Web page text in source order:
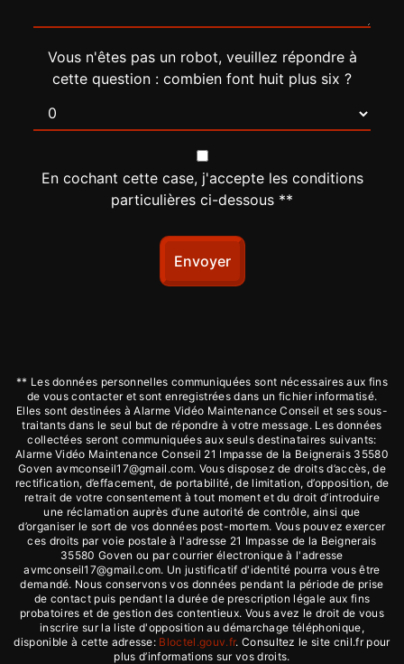
Vous n'êtes pas un robot, veuillez répondre à
cette question : combien font huit plus six ?
En cochant cette case, j'accepte les conditions
particulières ci-dessous **
Envoyer
** Les données personnelles communiquées sont nécessaires aux fins
de vous contacter et sont enregistrées dans un fichier informatisé.
Elles sont destinées à Alarme Vidéo Maintenance Conseil et ses sous-
traitants dans le seul but de répondre à votre message. Les données
collectées seront communiquées aux seuls destinataires suivants:
Alarme Vidéo Maintenance Conseil 21 Impasse de la Beignerais 35580
Goven avmconseil17@gmail.com. Vous disposez de droits d’accès, de
rectification, d’effacement, de portabilité, de limitation, d’opposition, de
retrait de votre consentement à tout moment et du droit d’introduire
une réclamation auprès d’une autorité de contrôle, ainsi que
d’organiser le sort de vos données post-mortem. Vous pouvez exercer
ces droits par voie postale à l'adresse 21 Impasse de la Beignerais
35580 Goven ou par courrier électronique à l'adresse
avmconseil17@gmail.com. Un justificatif d'identité pourra vous être
demandé. Nous conservons vos données pendant la période de prise
de contact puis pendant la durée de prescription légale aux fins
probatoires et de gestion des contentieux. Vous avez le droit de vous
inscrire sur la liste d'opposition au démarchage téléphonique,
disponible à cette adresse: Bloctel.gouv.fr. Consultez le site cnil.fr pour
plus d’informations sur vos droits.